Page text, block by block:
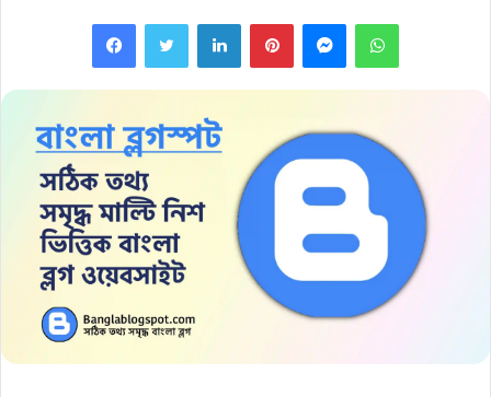
FacebookTwitterLinkedInPinterestMessengerWhatsApp